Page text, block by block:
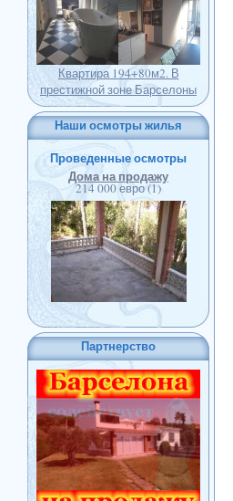
Квартира 194+80м2. В
престижной зоне Барселоны
Наши осмотры жилья
Проведенные осмотры
Дома на продажу
214 000 евро (1)
Партнерство